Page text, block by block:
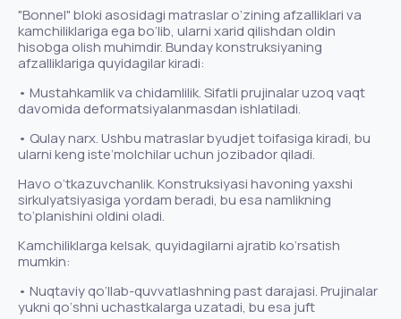
"Bonnel" bloki asosidagi matraslar o‘zining afzalliklari va
kamchiliklariga ega bo‘lib, ularni xarid qilishdan oldin
hisobga olish muhimdir. Bunday konstruksiyaning
afzalliklariga quyidagilar kiradi:
• Mustahkamlik va chidamlilik. Sifatli prujinalar uzoq vaqt
davomida deformatsiyalanmasdan ishlatiladi.
• Qulay narx. Ushbu matraslar byudjet toifasiga kiradi, bu
ularni keng iste’molchilar uchun jozibador qiladi.
Havo o‘tkazuvchanlik. Konstruksiyasi havoning yaxshi
sirkulyatsiyasiga yordam beradi, bu esa namlikning
to‘planishini oldini oladi.
Kamchiliklarga kelsak, quyidagilarni ajratib ko‘rsatish
mumkin:
• Nuqtaviy qo‘llab-quvvatlashning past darajasi. Prujinalar
yukni qo‘shni uchastkalarga uzatadi, bu esa juft